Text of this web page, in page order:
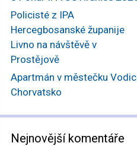
Policisté z IPA
Hercegbosanské županije
Livno na návštěvě v
Prostějově
Apartmán v městečku
Chorvatsko
Nejnovější komentáře